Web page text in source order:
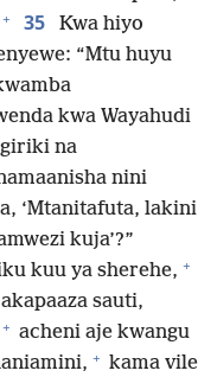
+ 35
Kwa hiyo
“Mtu huyu
kwa Wayahudi
na
nini
‘Mtanitafuta, lakini
kuja’?”
kuu ya sherehe, +
sauti,
+ acheni aje kwangu
+ kama vile